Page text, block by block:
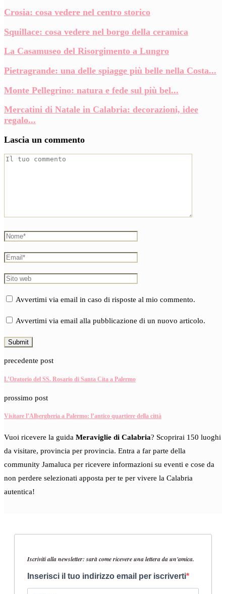
Crosia: cosa vedere nel centro storico
Squillace: cosa vedere nel borgo della ceramica
La Casamuseo del Risorgimento a Lungro
Pietragrande: una delle spiagge più belle nella Costa...
Monte Pellegrino: natura e fede sul più bel...
Mercatini di Natale in Calabria: decorazioni, idee
regalo...
Lascia un commento
Avvertimi via email in caso di risposte al mio commento.
Avvertimi via email alla pubblicazione di un nuovo articolo.
precedente post
L’Oratorio del SS. Rosario di Santa Cita a Palermo
prossimo post
Visitare l’Albergheria a Palermo: l’antico quartiere della città
Vuoi ricevere la guida Meraviglie di Calabria? Scoprirai 150 luoghi
da visitare, provincia per provincia. Entra a far parte della
community Jamaluca per ricevere informazioni su eventi e cose da
non perdere selezionati apposta per te per vivere la Calabria
autentica!